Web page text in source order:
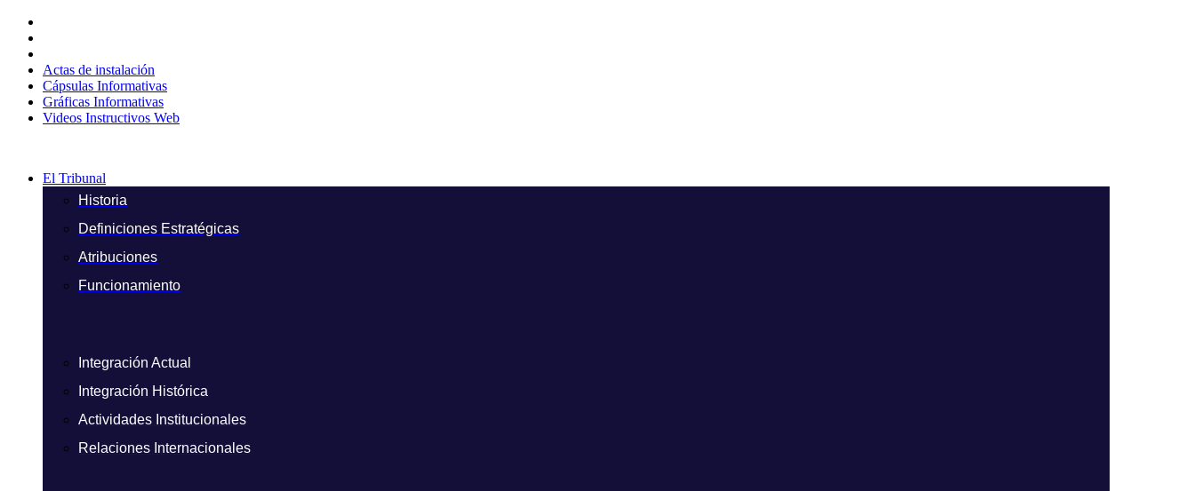
contenido
Actas de instalación
Cápsulas Informativas
Gráficas Informativas
Videos Instructivos Web
El Tribunal
Historia
Definiciones Estratégicas
Atribuciones
Funcionamiento
Integración Actual
Integración Histórica
Actividades Institucionales
Relaciones Internacionales